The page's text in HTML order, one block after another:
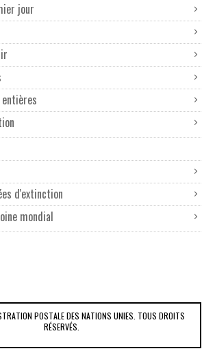
jour
d'extinction
mondial
POSTALE DES NATIONS UNIES. TOUS DROITS
RÉSERVÉS.